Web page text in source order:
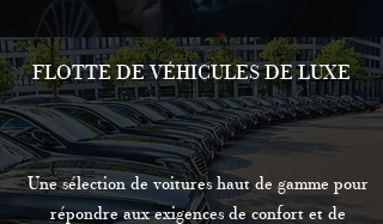
FLOTTE DE VÉHICULES DE LUXE
Une sélection de voitures haut de gamme pour
répondre aux exigences de confort et de